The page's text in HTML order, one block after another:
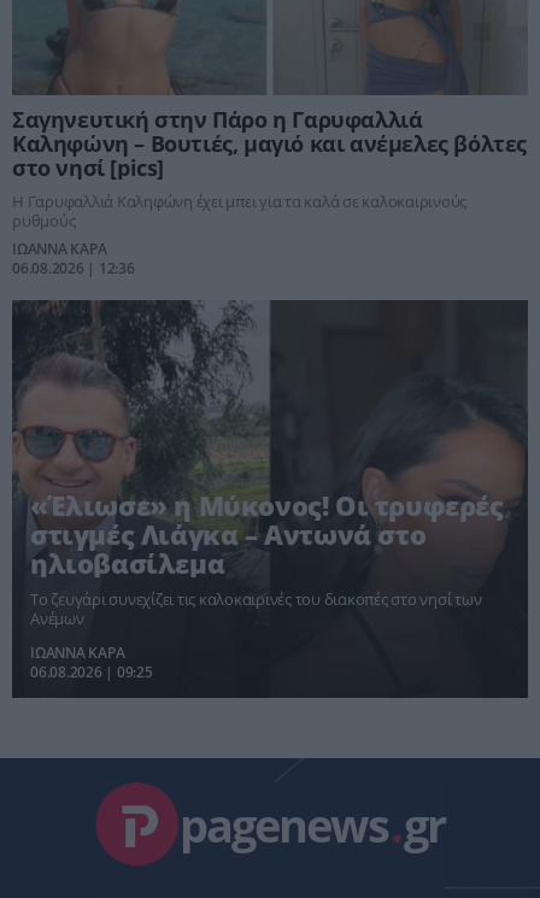
Σαγηνευτική στην Πάρο η Γαρυφαλλιά
Καληφώνη – Βουτιές, μαγιό και ανέμελες βόλτες
στο νησί [pics]
Η Γαρυφαλλιά Καληφώνη έχει μπει για τα καλά σε καλοκαιρινούς
ρυθμούς
ΙΩΑΝΝΑ ΚΑΡΑ
06.08.2026 | 12:36
«Έλιωσε» η Μύκονος! Οι τρυφερές
στιγμές Λιάγκα – Αντωνά στο
ηλιοβασίλεμα
Το ζευγάρι συνεχίζει τις καλοκαιρινές του διακοπές στο νησί των
Ανέμων
ΙΩΑΝΝΑ ΚΑΡΑ
06.08.2026 | 09:25
pagenews.gr